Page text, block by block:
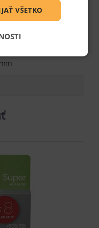
párovanie – self-
VŠETKO